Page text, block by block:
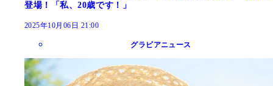
登場！「私、20歳です！」
2025年10月06日 21:00
グラビアニュース